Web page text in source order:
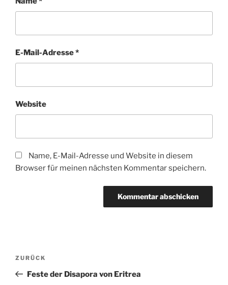
E-Mail-Adresse*
Website
Name, E-Mail-Adresse und Website in diesem
Browser für meinen nächsten Kommentar speichern.
Beitragsnavigation
Vorheriger
Beitrag
ZURÜCK
Feste der Disapora von Eritrea